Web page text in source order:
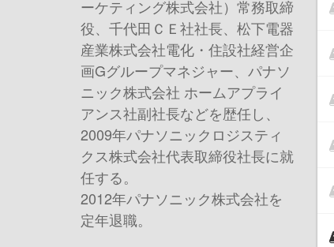
ーケティング株式会社）常務取締
役、千代田ＣＥ社社長、松下電器
産業株式会社電化・住設社経営企
画Gグループマネジャー、パナソ
ニック株式会社 ホームアプライ
アンス社副社長などを歴任し、
2009年パナソニックロジスティ
クス株式会社代表取締役社長に就
任する。
2012年パナソニック株式会社を
定年退職。